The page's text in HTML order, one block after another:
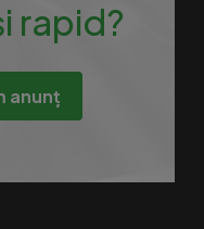
rapid?
anunț